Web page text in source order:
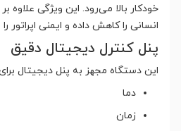
خودکار بالا می‌رود. این ویژگی علاوه
انسانی را کاهش داده و ایمنی اپراتور
پنل کنترل دیجیتال دقیق
این دستگاه مجهز به پنل دیجیتال
دما
زمان